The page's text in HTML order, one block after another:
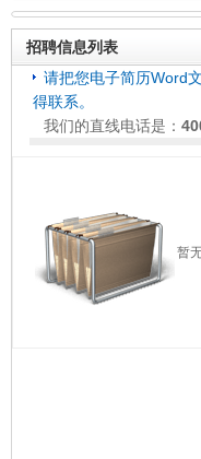
招聘信息列表
请把您电子简历Word
得联系。
我们的直线电话是：
暂